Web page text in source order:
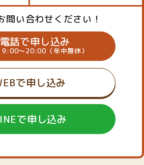
問い合わせください！
話で申し込み
9:00～20:00（年中無休）
で申し込み
で申し込み